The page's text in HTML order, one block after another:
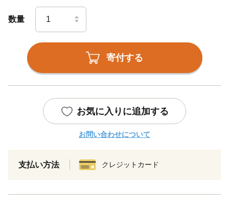
数量
寄付する
お気に入りに追加する
お問い合わせについて
支払い方法 クレジットカード